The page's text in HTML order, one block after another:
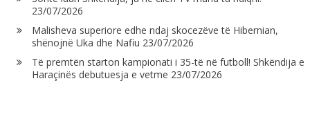
23/07/2026
Malisheva superiore edhe ndaj skocezëve të Hibernian,
shënojnë Uka dhe Nafiu 23/07/2026
Të premtën starton kampionati i 35-të në futboll! Shkëndija e
Haraçinës debutuesja e vetme 23/07/2026